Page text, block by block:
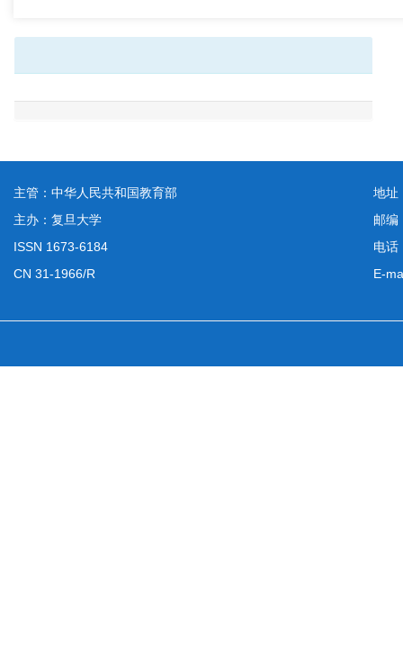
主管：中华人民共和国教育部
主办：复旦大学
ISSN 1673-6184
CN 31-1966/R
地
邮
电
E-